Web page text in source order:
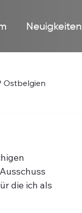
Neuigkeiten
Ostbelgien
die ich als